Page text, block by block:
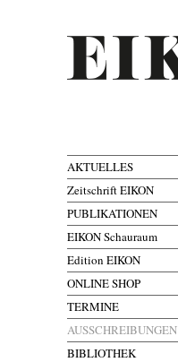
AKTUELLES
Zeitschrift EIKON
PUBLIKATIONEN
EIKON Schauraum
Edition EIKON
ONLINE SHOP
TERMINE
AUSSCHREIBUNGEN
BIBLIOTHEK